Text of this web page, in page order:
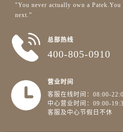
"You never actually own a
next.”
总部热线
400-805-0910
营业时间
客服在线时间：08:00-
中心营业时间：09:00-
客服及中心节假日不休